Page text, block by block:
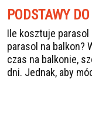
PODSTAWY
Ile kosztuje parasol
parasol na balkon?
czas na balkonie,
dni. Jednak, aby